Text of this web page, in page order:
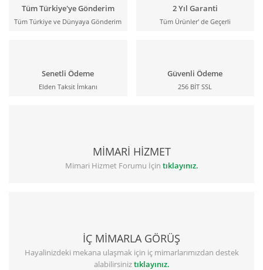
Tüm Türkiye'ye Gönderim
Tüm Türkiye ve Dünyaya Gönderim
2 Yıl Garanti
Tüm Ürünler' de Geçerli
Senetli Ödeme
Elden Taksit İmkanı
Güvenli Ödeme
256 BİT SSL
MİMARİ HİZMET
Mimari Hizmet Forumu İçin tıklayınız.
İÇ MİMARLA GÖRÜŞ
Hayalinizdeki mekana ulaşmak için iç mimarlarımızdan destek
alabilirsiniztıklayınız.